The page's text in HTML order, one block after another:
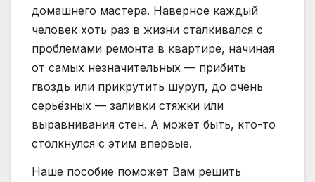
домашнего мастера. Наверное каждый
человек хоть раз в жизни сталкивался с
проблемами ремонта в квартире, начиная
от самых незначительных — прибить
гвоздь или прикрутить шуруп, до очень
серьёзных — заливки стяжки или
выравнивания стен. А может быть, кто-то
столкнулся с этим впервые.
Наше пособие поможет Вам решить